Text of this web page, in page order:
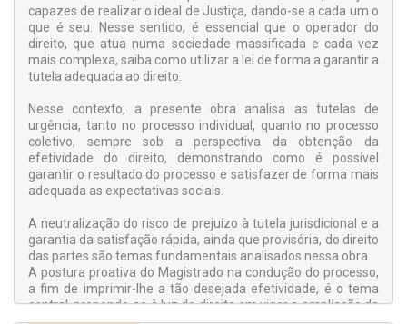
capazes de realizar o ideal de Justiça, dando-se a cada um o
que é seu. Nesse sentido, é essencial que o operador do
direito, que atua numa sociedade massificada e cada vez
mais complexa, saiba como utilizar a lei de forma a garantir a
tutela adequada ao direito.
Nesse contexto, a presente obra analisa as tutelas de
urgência, tanto no processo individual, quanto no processo
coletivo, sempre sob a perspectiva da obtenção da
efetividade do direito, demonstrando como é possível
garantir o resultado do processo e satisfazer de forma mais
adequada as expectativas sociais.
A neutralização do risco de prejuízo à tutela jurisdicional e a
garantia da satisfação rápida, ainda que provisória, do direito
das partes são temas fundamentais analisados nessa obra.
A postura proativa do Magistrado na condução do processo,
a fim de imprimir-lhe a tão desejada efetividade, é o tema
central, propondo-se à luz do direito em vigor a ampliação da